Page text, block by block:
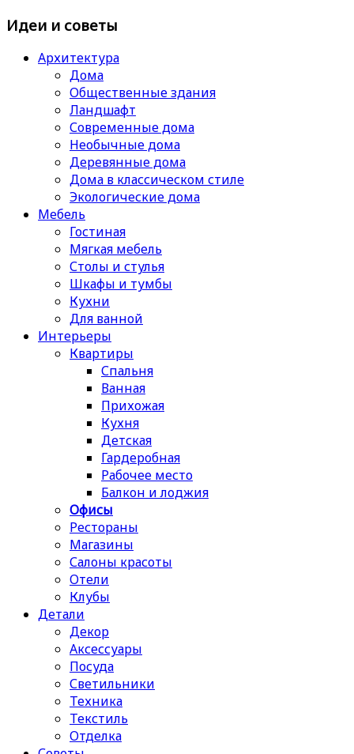
Идеи и советы
Архитектура
Дома
Общественные здания
Ландшафт
Современные дома
Необычные дома
Деревянные дома
Дома в классическом стиле
Экологические дома
Мебель
Гостиная
Мягкая мебель
Столы и стулья
Шкафы и тумбы
Кухни
Для ванной
Интерьеры
Квартиры
Спальня
Ванная
Прихожая
Кухня
Детская
Гардеробная
Рабочее место
Балкон и лоджия
Офисы
Рестораны
Магазины
Салоны красоты
Отели
Клубы
Детали
Декор
Аксессуары
Посуда
Светильники
Техника
Текстиль
Отделка